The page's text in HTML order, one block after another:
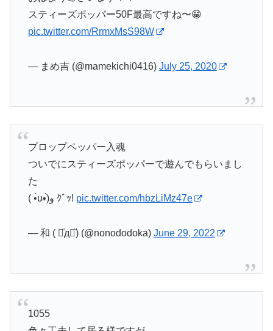
スティーズポッパー50F最高ですね〜😁
pic.twitter.com/RrmxMsS98W
— まめ吉 (@mamekichi0416) July 25, 2020
プロップペッパー入魂
ついでにスティーズポッパーで遊んでもらいまし
た
( •̀υ̶•́)و ｸﾞｯ! pic.twitter.com/hbzLiMz47e
— 和 ( ꒪ͧд꒪ͧ) (@nonododoka) June 29, 2022
1055